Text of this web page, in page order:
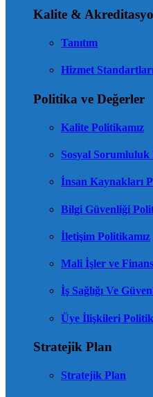
Kalite &
Tanıtım
Hizmet
Politika ve Değerler
Kalite Politikamız
Sosyal Sorumluluk
İnsan Kaynakları
Bilgi Güvenliği
İletişim Politikamız
Mali İşler ve
İş Sağlığı Ve
Üye İlişkileri
Stratejik Plan
Stratejik Plan